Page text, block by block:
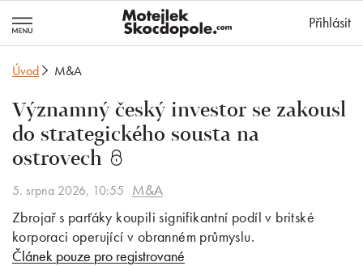
Přihlásit
Úvod M&A
Významný český investor se zakousl
do strategického sousta na
ostrovech
5. srpna 2026, 10:55 M&A
Zbrojař s parťáky koupili signifikantní podíl v britské
korporaci operující v obranném průmyslu.
Článek pouze pro registrované